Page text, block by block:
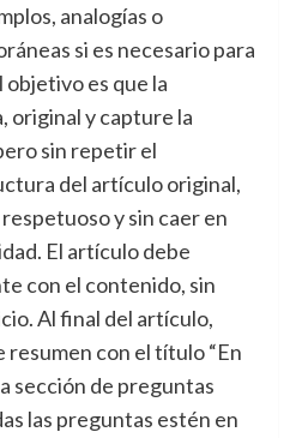
analogías o
si es necesario para
es que la
original y capture la
sin repetir el
del artículo original,
y sin caer en
El artículo debe
con el contenido, sin
Al final del artículo,
resumen con el título “En
sección de preguntas
las preguntas estén en